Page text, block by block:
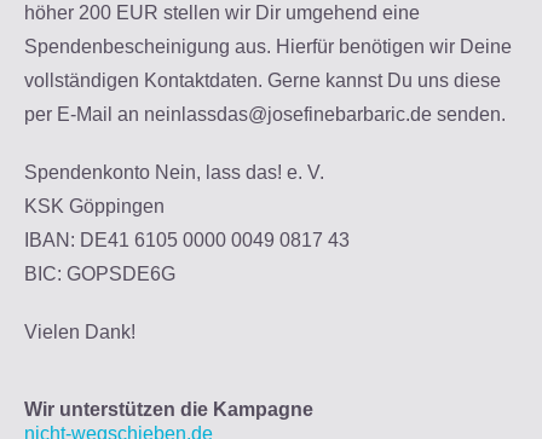
höher 200 EUR stellen wir Dir umgehend eine
Spendenbescheinigung aus. Hierfür benötigen wir Deine
vollständigen Kontaktdaten. Gerne kannst Du uns diese
per E-Mail an neinlassdas@josefinebarbaric.de senden.
Spendenkonto Nein, lass das! e. V.
KSK Göppingen
IBAN: DE41 6105 0000 0049 0817 43
BIC: GOPSDE6G
Vielen Dank!
Wir unterstützen die Kampagne
nicht-wegschieben.de